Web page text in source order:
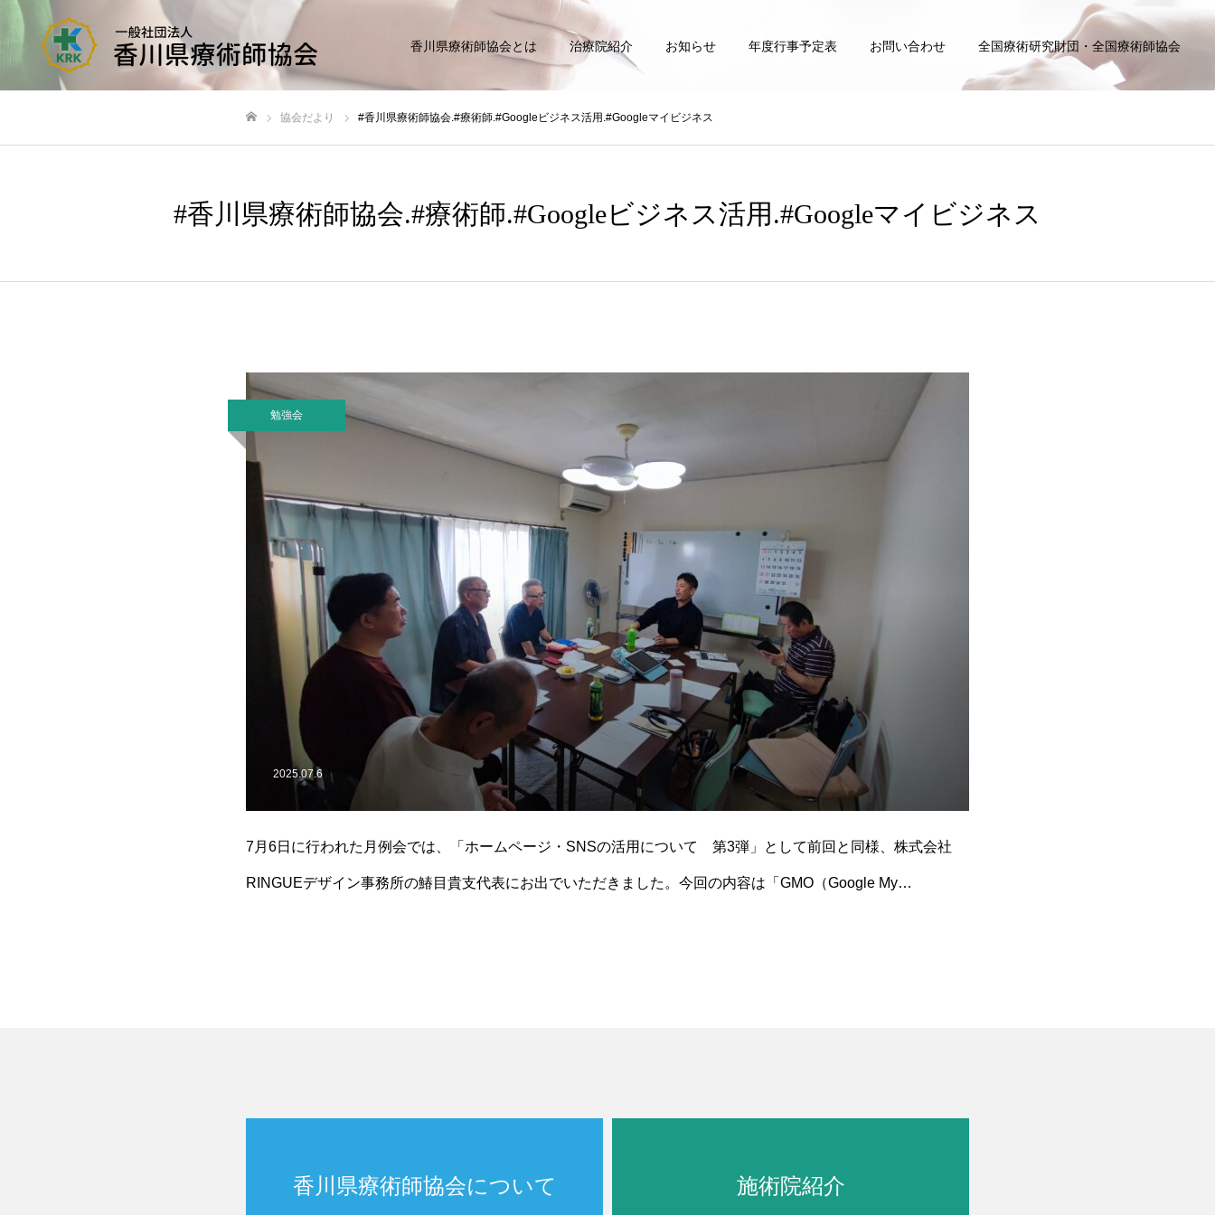
香川県療術師協会とは 治療院紹介 お知らせ 年度行事予定表 お問い合わせ 全国療術研究財団・全国療術師協会
協会だより #香川県療術師協会.#療術師.#Googleビジネス活用.#Googleマイビジネス
#香川県療術師協会.#療術師.#Googleビジネス活用.#Googleマイビジネス
勉強会
2025.07.6
7月6日に行われた月例会では、「ホームページ・SNSの活用について 第3弾」として前回と同様、株式会社
RINGUEデザイン事務所の鰆目貴支代表にお出でいただきました。今回の内容は「GMO（Google My
香川県療術師協会について 施術院紹介